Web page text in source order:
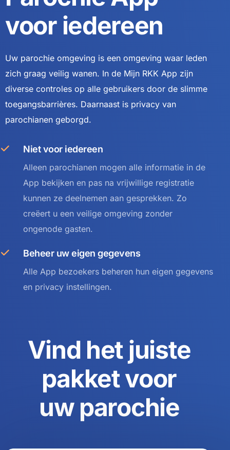
voor iedereen
Uw parochie omgeving is een omgeving waar leden
zich graag veilig wanen. In de Mijn RKK App zijn
diverse controles op alle gebruikers door de slimme
toegangsbarrières. Daarnaast is privacy van
parochianen geborgd.
Niet voor iedereen
Alleen parochianen mogen alle informatie in de
App bekijken en pas na vrijwillige registratie
kunnen ze deelnemen aan gesprekken. Zo
creëert u een veilige omgeving zonder
ongenode gasten.
Beheer uw eigen gegevens
Alle App bezoekers beheren hun eigen gegevens
en privacy instellingen.
Vind het juiste
pakket voor
uw parochie